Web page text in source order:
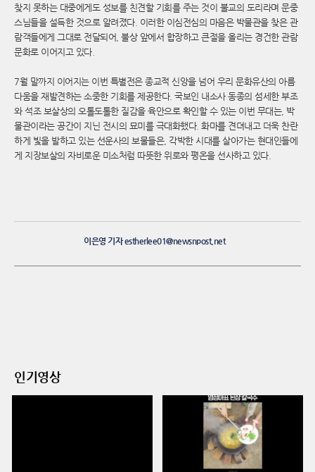
찾지 못하는 대중에게도 성보를 친견할 기회를 주는 것이 불교의 도리라며 문중
스님들을 설득한 것으로 알려졌다. 이러한 이심전심의 마음은 박물관을 찾은 관
람객들에게 그대로 전달되어, 불상 앞에서 합장하고 큰절을 올리는 경건한 관람
문화로 이어지고 있다.
7월 말까지 이어지는 이번 특별전은 종교적 신앙을 넘어 우리 문화유산의 아름
다움을 재발견하는 소중한 기회를 제공한다. 국보인 내소사 동종의 섬세한 부조
와 석조 보살상의 오톨도톨한 질감을 육안으로 확인할 수 있는 이번 무대는, 박
물관이라는 공간이 지닌 전시의 묘미를 극대화했다. 화마를 견뎌내고 더욱 찬란
하게 빛을 발하고 있는 선운사의 보물들은, 각박한 시대를 살아가는 현대인들에
게 지장보살의 자비로운 미소처럼 따뜻한 위로와 평온을 선사하고 있다.
이은영 기자 estherlee01@newsnpost.net
인기영상